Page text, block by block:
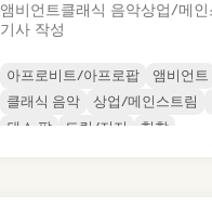
앰비언트클래식 음악상업/메인
기사 작성
아프로비트/아프로팝
앰비언트
클래식 음악
상업/메인스트림
댄스 팝
드릴/저지 힙합